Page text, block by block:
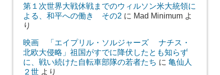
第１次世界大戦休戦までのウィルソン米大統領に
よる、和平への働き その2 に Mad Minimumよ
り
映画 「エイプリル・ソルジャーズ ナチス・
北欧大侵略」祖国がすでに降伏したとも知らず
に、戦い続けた自転車部隊の若者たち に 亀仙人
２世より